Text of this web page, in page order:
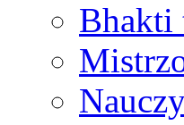
Bhakti